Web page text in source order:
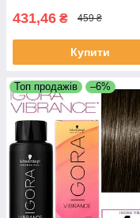
431,46 ₴ 459 ₴
Купити
Топ продажів –6%